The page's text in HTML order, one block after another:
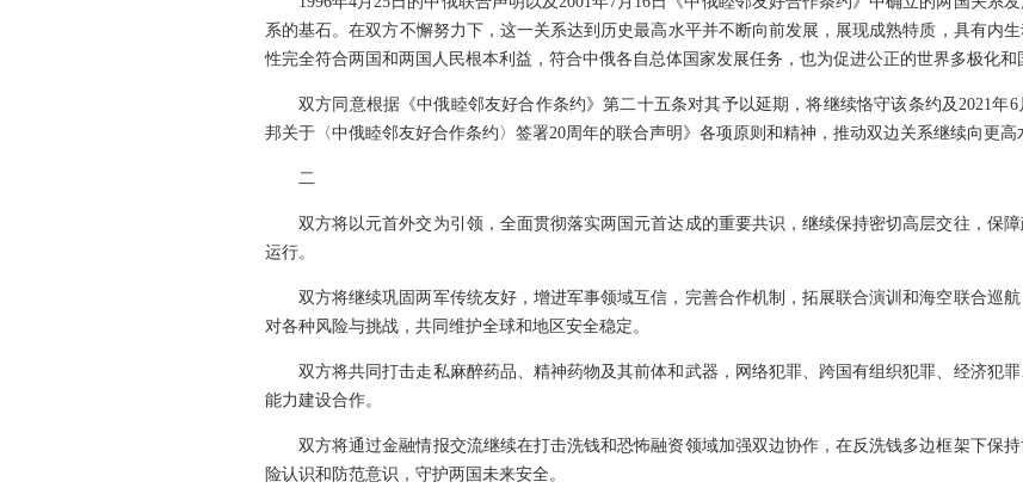
系的基石。在双方不懈努力下，这一关系达到历史最高水平并不断向前发展，展现成熟特质，具有内
性完全符合两国和两国人民根本利益，符合中俄各自总体国家发展任务，也为促进公正的世界多极化和
双方同意根据《中俄睦邻友好合作条约》第二十五条对其予以延期，将继续恪守该条约及2021年
邦关于〈中俄睦邻友好合作条约〉签署20周年的联合声明》各项原则和精神，推动双边关系继续向更高
二
双方将以元首外交为引领，全面贯彻落实两国元首达成的重要共识，继续保持密切高层交往，保
运行。
双方将继续巩固两军传统友好，增进军事领域互信，完善合作机制，拓展联合演训和海空联合巡
对各种风险与挑战，共同维护全球和地区安全稳定。
双方将共同打击走私麻醉药品、精神药物及其前体和武器，网络犯罪、跨国有组织犯罪、经济犯
能力建设合作。
双方将通过金融情报交流继续在打击洗钱和恐怖融资领域加强双边协作，在反洗钱多边框架下保
险认识和防范意识，守护两国未来安全。